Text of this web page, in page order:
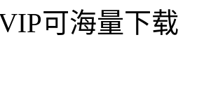
可海量下载